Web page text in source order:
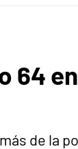
64
de la